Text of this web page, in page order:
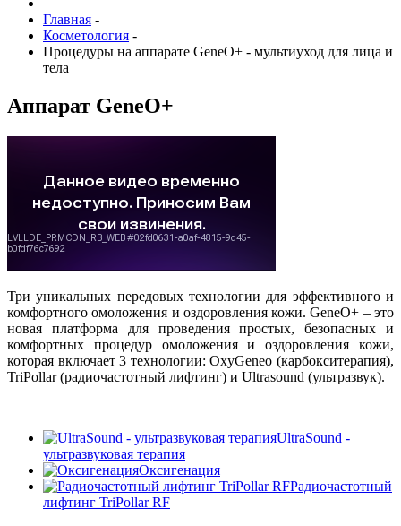
Главная -
Косметология -
Процедуры на аппарате GeneO+ - мультиуход для лица и
тела
Аппарат GeneO+
Три уникальных передовых технологии для эффективного и
комфортного омоложения и оздоровления кожи. GeneО+ – это
новая платформа для проведения простых, безопасных и
комфортных процедур омоложения и оздоровления кожи,
которая включает 3 технологии: OxyGeneo (карбокситерапия),
TriPollar (радиочастотный лифтинг) и Ultrasound (ультразвук).
UltraSound -
ультразвуковая терапия
Оксигенация
Радиочастотный
лифтинг TriPollar RF